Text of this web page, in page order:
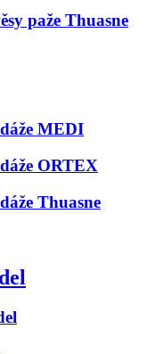
paže Thuasne
MEDI
ORTEX
Thuasne